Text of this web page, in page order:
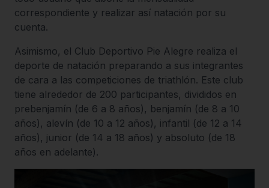
correspondiente y realizar así natación por su
cuenta.
Asimismo, el Club Deportivo Pie Alegre realiza el
deporte de natación preparando a sus integrantes
de cara a las competiciones de triathlón. Este club
tiene alrededor de 200 participantes, divididos en
prebenjamín (de 6 a 8 años), benjamín (de 8 a 10
años), alevín (de 10 a 12 años), infantil (de 12 a 14
años), junior (de 14 a 18 años) y absoluto (de 18
años en adelante).